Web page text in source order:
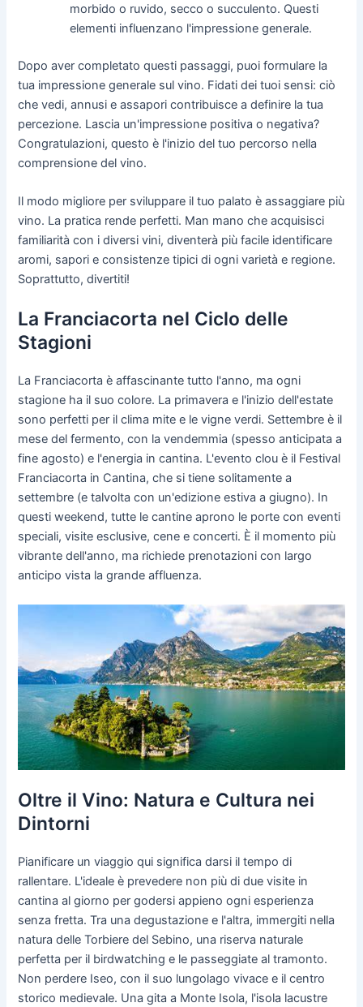
morbido o ruvido, secco o succulento. Questi
elementi influenzano l'impressione generale.
Dopo aver completato questi passaggi, puoi formulare la
tua impressione generale sul vino. Fidati dei tuoi sensi: ciò
che vedi, annusi e assapori contribuisce a definire la tua
percezione. Lascia un'impressione positiva o negativa?
Congratulazioni, questo è l'inizio del tuo percorso nella
comprensione del vino.
Il modo migliore per sviluppare il tuo palato è assaggiare più
vino. La pratica rende perfetti. Man mano che acquisisci
familiarità con i diversi vini, diventerà più facile identificare
aromi, sapori e consistenze tipici di ogni varietà e regione.
Soprattutto, divertiti!
La Franciacorta nel Ciclo delle
Stagioni
La Franciacorta è affascinante tutto l'anno, ma ogni
stagione ha il suo colore. La primavera e l'inizio dell'estate
sono perfetti per il clima mite e le vigne verdi. Settembre è il
mese del fermento, con la vendemmia (spesso anticipata a
fine agosto) e l'energia in cantina. L'evento clou è il Festival
Franciacorta in Cantina, che si tiene solitamente a
settembre (e talvolta con un'edizione estiva a giugno). In
questi weekend, tutte le cantine aprono le porte con eventi
speciali, visite esclusive, cene e concerti. È il momento più
vibrante dell'anno, ma richiede prenotazioni con largo
anticipo vista la grande affluenza.
Oltre il Vino: Natura e Cultura nei
Dintorni
Pianificare un viaggio qui significa darsi il tempo di
rallentare. L'ideale è prevedere non più di due visite in
cantina al giorno per godersi appieno ogni esperienza
senza fretta. Tra una degustazione e l'altra, immergiti nella
natura delle Torbiere del Sebino, una riserva naturale
perfetta per il birdwatching e le passeggiate al tramonto.
Non perdere Iseo, con il suo lungolago vivace e il centro
storico medievale. Una gita a Monte Isola, l'isola lacustre